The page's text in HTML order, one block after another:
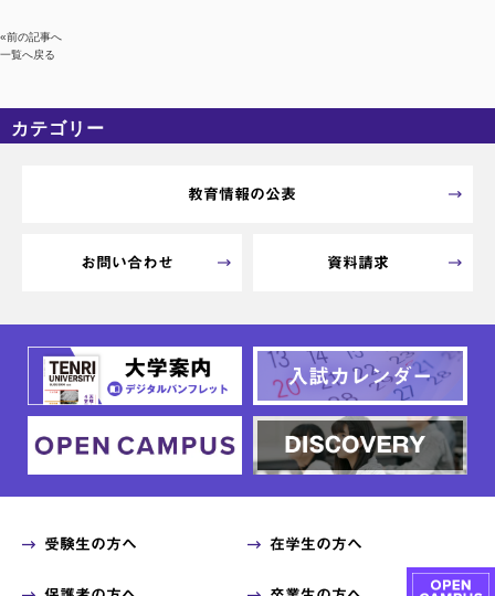
«前の記事へ
一覧へ戻る
カテゴリー
教育情報の公表
お問い合わせ 資料請求
受験生の方へ 在学生の方へ